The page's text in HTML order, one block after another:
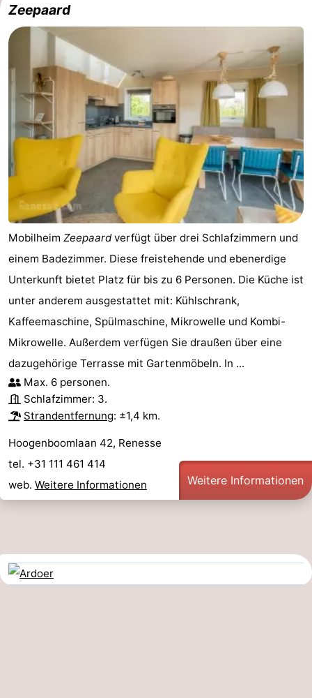
Zeepaard
Mobilheim Zeepaardverfügt über drei Schlafzimmern und
einem Badezimmer. Diese freistehende und ebenerdige
Unterkunft bietet Platz für bis zu 6 Personen. Die Küche ist
unter anderem ausgestattet mit: Kühlschrank,
Kaffeemaschine, Spülmaschine, Mikrowelle und Kombi-
Mikrowelle. Außerdem verfügen Sie draußen über eine
dazugehörige Terrasse mit Gartenmöbeln. In ...
Max. 6 personen.
Schlafzimmer: 3.
Strandentfernung: ±1,4 km.
Hoogenboomlaan 42, Renesse
tel. +31 111 461 414
web. Weitere Informationen Weitere Informationen